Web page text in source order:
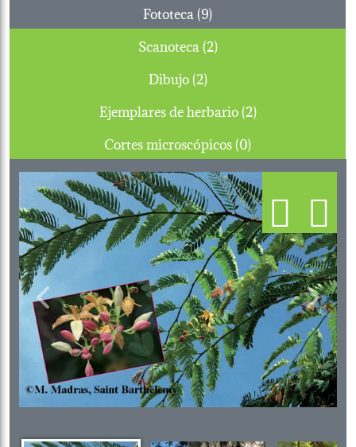
Fototeca (9)
Scanoteca (2)
Dibujo (2)
Ejemplares de herbario (2)
Cortes microscópicos (0)
Previous Next